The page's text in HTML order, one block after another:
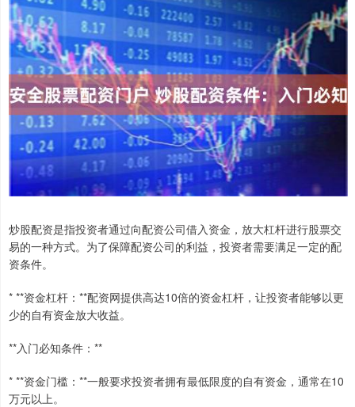
炒股配资是指投资者通过向配资公司借入资金，放大杠杆进行股票交
易的一种方式。为了保障配资公司的利益，投资者需要满足一定的配
资条件。
* **资金杠杆：**配资网提供高达10倍的资金杠杆，让投资者能够以更
少的自有资金放大收益。
**入门必知条件：**
* **资金门槛：**一般要求投资者拥有最低限度的自有资金，通常在10
万元以上。